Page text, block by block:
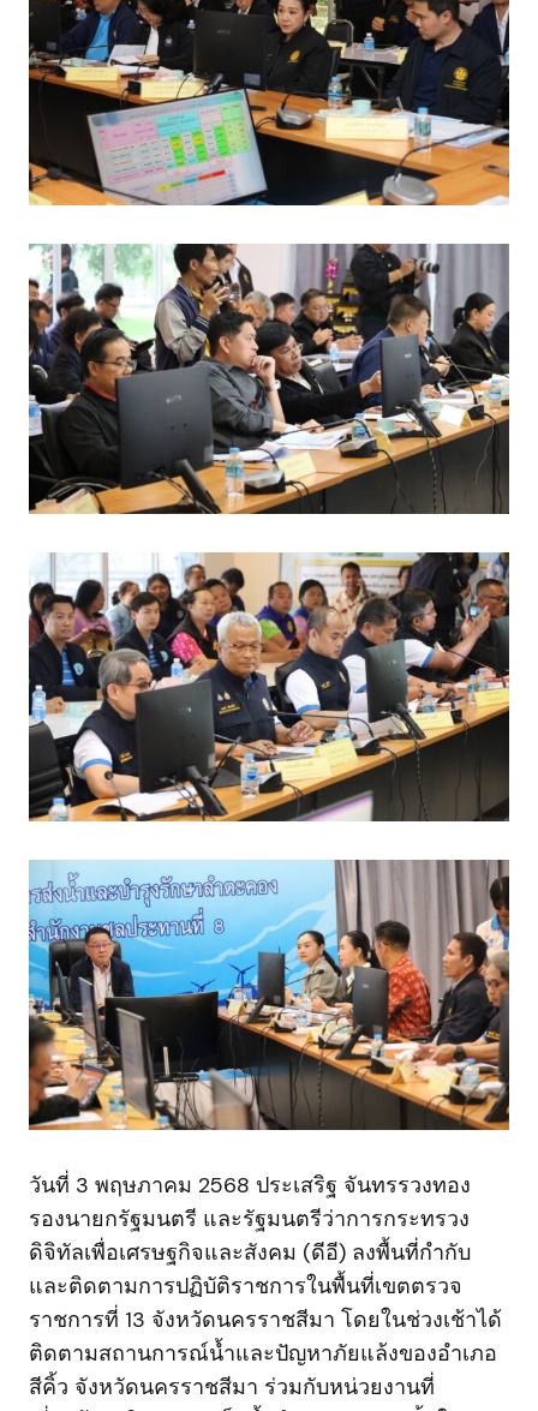
วันที่ 3 พฤษภาคม 2568 ประเสริฐ จันทรรวงทอง
รองนายกรัฐมนตรี และรัฐมนตรีว่าการกระทรวง
ดิจิทัลเพื่อเศรษฐกิจและสังคม (ดีอี) ลงพื้นที่กำกับ
และติดตามการปฏิบัติราชการในพื้นที่เขตตรวจ
ราชการที่ 13 จังหวัดนครราชสีมา โดยในช่วงเช้าได้
ติดตามสถานการณ์น้ำและปัญหาภัยแล้งของอำเภอ
สีคิ้ว จังหวัดนครราชสีมา ร่วมกับหน่วยงานที่